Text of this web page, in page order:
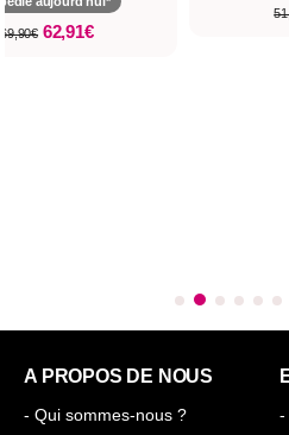
51,90€46,71€
A PROPOS DE NOUS
- Qui sommes-nous ?
-